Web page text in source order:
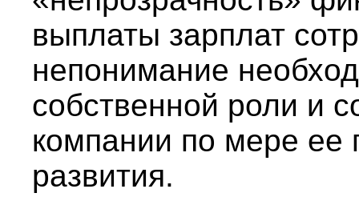
выплаты зарплат
непонимание
собственной роли и
компании по мере ее
развития.